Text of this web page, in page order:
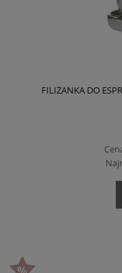
FILIŻANKA DO